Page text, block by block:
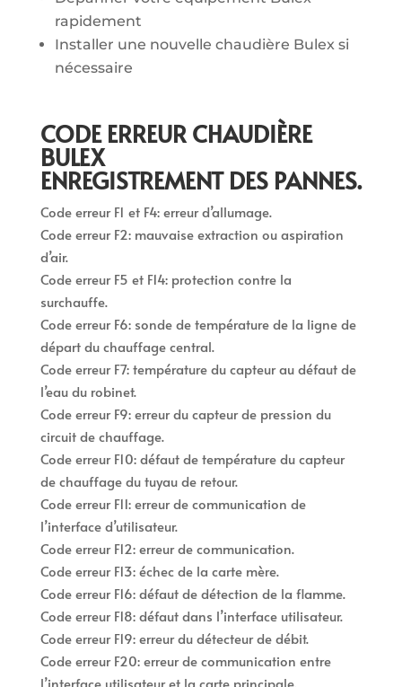
rapidement
Installer une nouvelle chaudière Bulex si
nécessaire
CODE ERREUR CHAUDIÈRE
BULEX
ENREGISTREMENT DES PANNES.
Code erreur F1 et F4: erreur d’allumage.
Code erreur F2: mauvaise extraction ou aspiration
d’air.
Code erreur F5 et F14: protection contre la
surchauffe.
Code erreur F6: sonde de température de la ligne de
départ du chauffage central.
Code erreur F7: température du capteur au défaut de
l’eau du robinet.
Code erreur F9: erreur du capteur de pression du
circuit de chauffage.
Code erreur F10: défaut de température du capteur
de chauffage du tuyau de retour.
Code erreur F11: erreur de communication de
l’interface d’utilisateur.
Code erreur F12: erreur de communication.
Code erreur F13: échec de la carte mère.
Code erreur F16: défaut de détection de la flamme.
Code erreur F18: défaut dans l’interface utilisateur.
Code erreur F19: erreur du détecteur de débit.
Code erreur F20: erreur de communication entre
l’interface utilisateur et la carte principale.